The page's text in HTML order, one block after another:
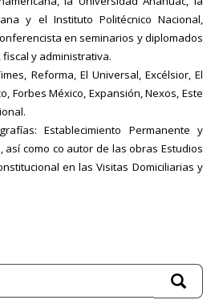
y el Instituto Politécnico Nacional,
en seminarios y diplomados
y administrativa.
Reforma, El Universal, Excélsior, El
Forbes México, Expansión, Nexos, Este
Establecimiento Permanente y
así como co autor de las obras Estudios
en las Visitas Domiciliarias y